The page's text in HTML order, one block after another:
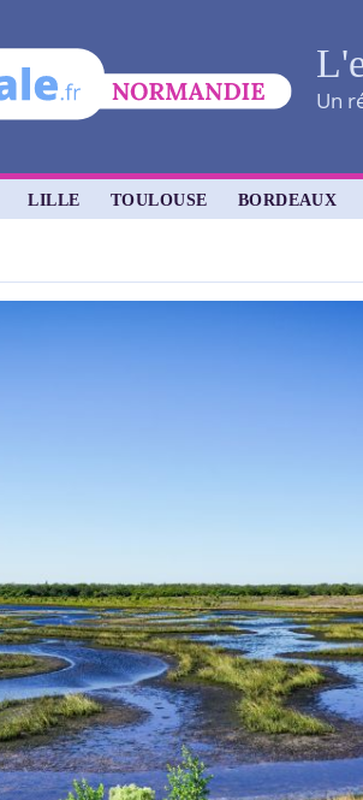
Un
LILLE TOULOUSE BORDEAUX